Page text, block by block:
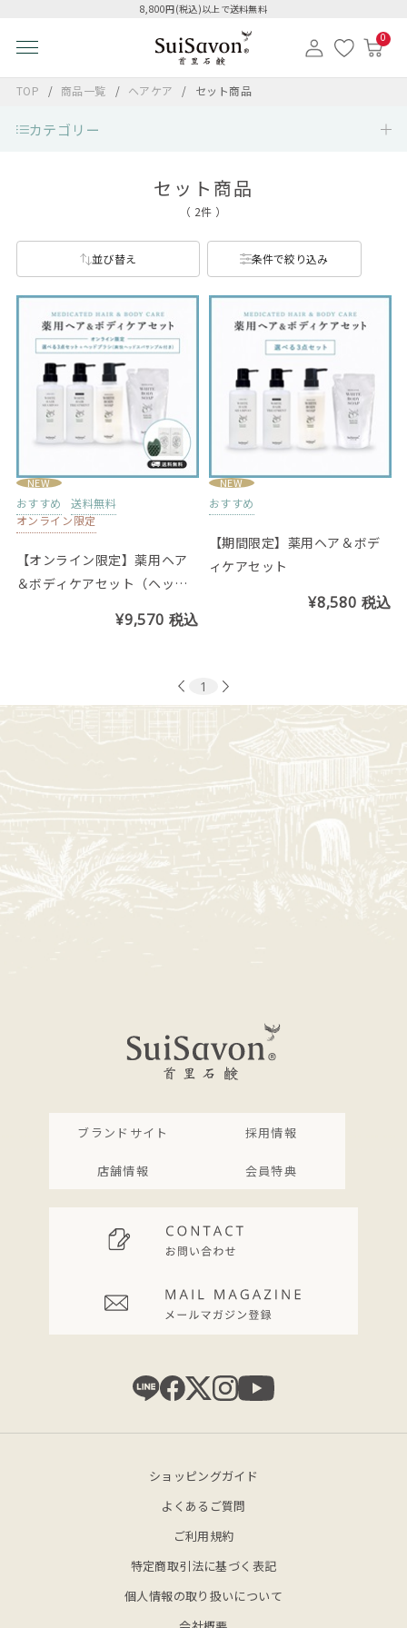
8,800円(税込)以上で送料無料
0
TOP 商品一覧 ヘアケア セット商品
カテゴリー
セット商品
（ 2件 ）
並び替え 条件で絞り込み
NEW
おすすめ
送料無料
オンライン限定
【オンライン限定】薬用ヘア
＆ボディケアセット（ヘッド
¥9,570 税込
NEW
おすすめ
【期間限定】薬用ヘア＆ボデ
ィケアセット
¥8,580 税込
1
ブランドサイト 採用情報
店舗情報 会員特典
ショッピングガイド
よくあるご質問
ご利用規約
特定商取引法に基づく表記
個人情報の取り扱いについて